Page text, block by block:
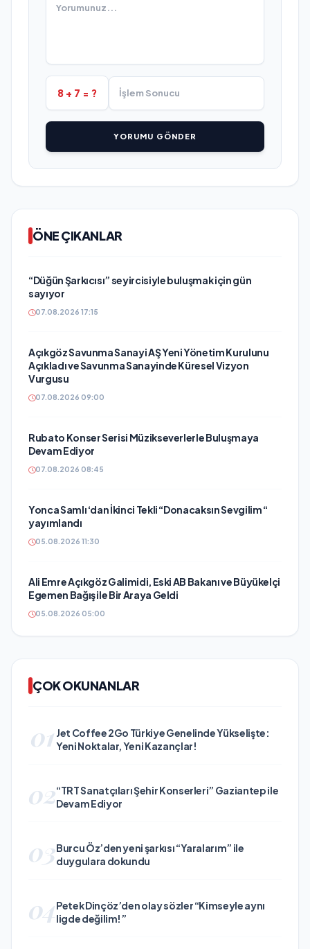
8 + 7 = ?
YORUMU GÖNDER
ÖNE ÇIKANLAR
“Düğün Şarkıcısı” seyircisiyle buluşmak için gün
sayıyor
07.08.2026 17:15
Açıkgöz Savunma Sanayi AŞ Yeni Yönetim Kurulunu
Açıkladı ve Savunma Sanayinde Küresel Vizyon
Vurgusu
07.08.2026 09:00
Rubato Konser Serisi Müzikseverlerle Buluşmaya
Devam Ediyor
07.08.2026 08:45
Yonca Samlı ‘dan İkinci Tekli “Donacaksın Sevgilim “
yayımlandı
05.08.2026 11:30
Ali Emre Açıkgöz Galimidi, Eski AB Bakanı ve Büyükelçi
Egemen Bağış ile Bir Araya Geldi
05.08.2026 05:00
ÇOK OKUNANLAR
01 Jet Coffee 2Go Türkiye Genelinde Yükselişte:
Yeni Noktalar, Yeni Kazançlar!
02“TRT Sanatçıları Şehir Konserleri” Gaziantep ile
Devam Ediyor
03Burcu Öz’den yeni şarkısı “Yaralarım” ile
duygulara dokundu
04Petek Dinçöz’den olay sözler “Kimseyle aynı
ligde değilim!”